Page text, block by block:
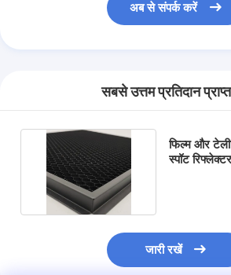
अब से संपर्क करें
सबसे उत्तम प्रतिदान
फिल्म और
स्पॉट
जारी रखें